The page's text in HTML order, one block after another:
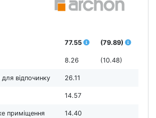
77.55 (79.89)
8.26 (10.48)
відпочинку 26.11
14.57
приміщення 14.40